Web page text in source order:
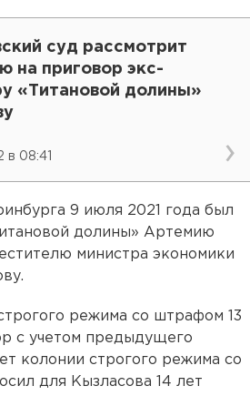
суд рассмотрит
на приговор экс-
«Титановой долины»
в 08:41
9 июля 2021 года был
долины» Артемию
министра экономики
режима со штрафом 13
с учетом предыдущего
колонии строгого режима со
для Кызласова 14 лет